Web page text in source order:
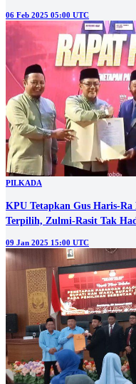
06 Feb 2025 05:00 UTC
PILKADA
KPU Tetapkan Gus Haris-
Terpilih, Zulmi-Rasit Tak
09 Jan 2025 15:00 UTC